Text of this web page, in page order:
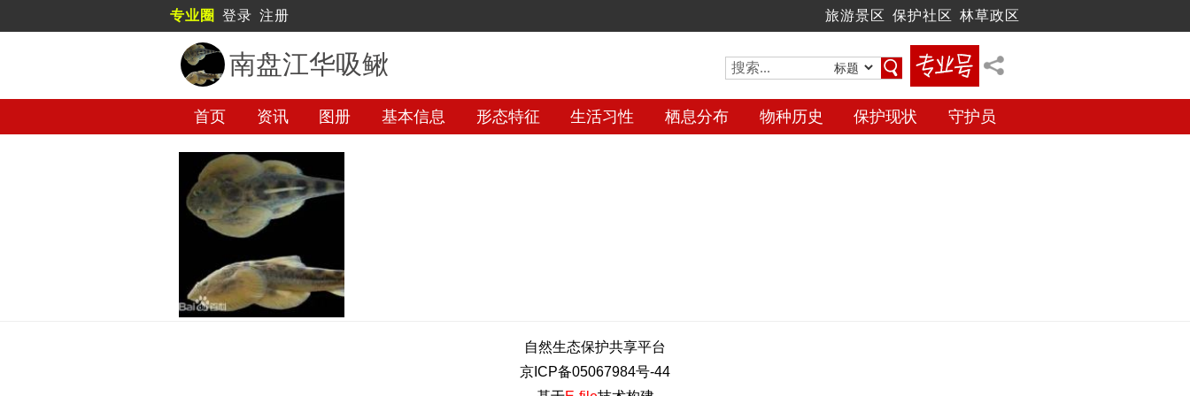
专业圈 登录 注册 旅游景区 保护社区 林草政区
南盘江华吸鳅
首页 资讯 图册 基本信息 形态特征 生活习性 栖息分布 物种历史 保护现状 守护员
自然生态保护共享平台
京ICP备05067984号-44